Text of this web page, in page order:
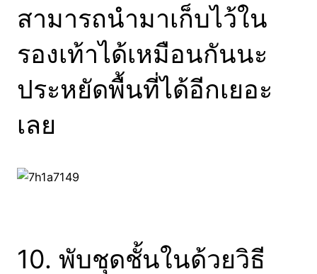
สามารถนำมาเก็บไว้ใน
รองเท้าได้เหมือนกันนะ
ประหยัดพื้นที่ได้อีกเยอะ
เลย
10. พับชุดชั้นในด้วยวิธี